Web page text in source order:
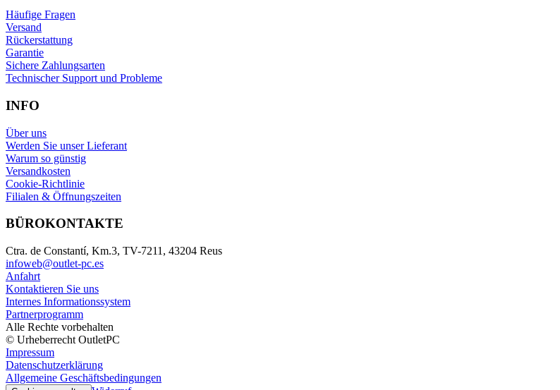
Häufige Fragen
Versand
Rückerstattung
Garantie
Sichere Zahlungsarten
Technischer Support und Probleme
INFO
Über uns
Werden Sie unser Lieferant
Warum so günstig
Versandkosten
Cookie-Richtlinie
Filialen & Öffnungszeiten
BÜROKONTAKTE
Ctra. de Constantí, Km.3, TV-7211, 43204 Reus
infoweb@outlet-pc.es
Anfahrt
Kontaktieren Sie uns
Internes Informationssystem
Partnerprogramm
Alle Rechte vorbehalten
© Urheberrecht OutletPC
Impressum
Datenschutzerklärung
Allgemeine Geschäftsbedingungen